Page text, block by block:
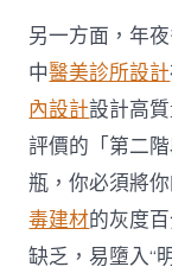
另一方面，年
中醫美診所設計
內設計設計高
評價的「第二
瓶，你必須將
毒建材的灰度
缺乏，易墮入“